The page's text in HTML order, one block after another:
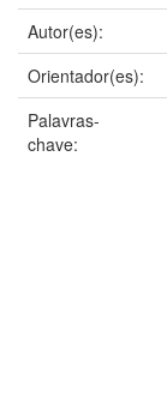
Autor(es):
Orientador(es):
Palavras-
chave: